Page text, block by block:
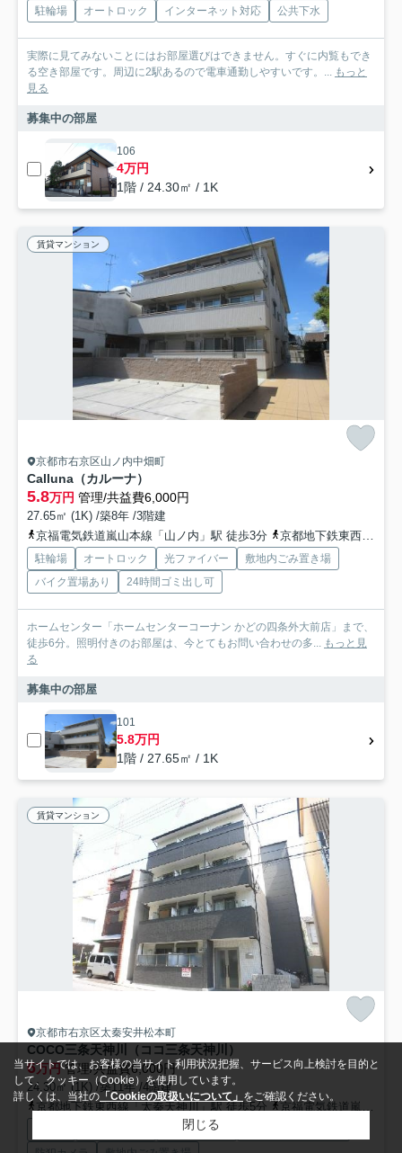
駐輪場 オートロック インターネット対応 公共下水
実際に見てみないことにはお部屋選びはできません。すぐに内覧もでき
る空き部屋です。周辺に2駅あるので電車通勤しやすいです。...
もっと
見る
募集中の部屋
106
4万円
1階 / 24.30㎡ / 1K
賃貸マンション
京都市右京区山ノ内中畑町
Calluna（カルーナ）
5.8万円 管理/共益費6,000円
27.65㎡ (1K) /築8年 /3階建
京福電気鉄道嵐山本線「山ノ内」駅 徒歩3分
京都地下鉄東西線「太秦天神川」駅 徒歩11分
駐輪場 オートロック 光ファイバー
敷地内ごみ置き場
バイク置場あり
24時間ゴミ出し可
ホームセンター「ホームセンターコーナン かどの四条外大前店」まで、
徒歩6分。照明付きのお部屋は、今とてもお問い合わせの多...
もっと見
る
募集中の部屋
101
5.8万円
1階 / 27.65㎡ / 1K
賃貸マンション
京都市右京区太秦安井松本町
COCO三条天神川（ココ三条天神川）
6万円管理/共益費6,000円
24.30㎡ (1K) /築11年 /4階建
京都地下鉄東西線「太秦天神川」駅 徒歩5分
京福電気鉄道嵐山本線「嵐電天神川」駅 徒歩4分
宅配ボックス
当サイトでは、お客様の当サイト利用状況把握、サービス向上検討を目的と
して、クッキー（Cookie）を使用しています。
詳しくは、当社の 「Cookieの取扱いについて」 をご確認ください。
閉じる